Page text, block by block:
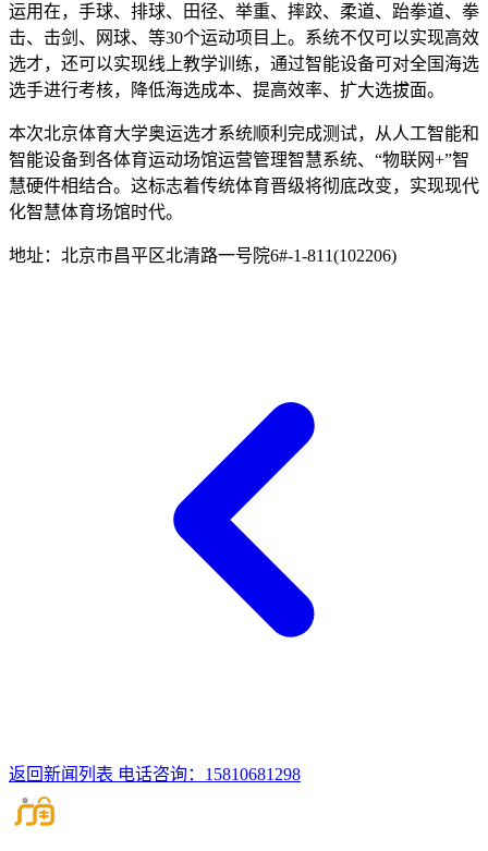
运用在，手球、排球、田径、举重、摔跤、柔道、跆拳道、拳
击、击剑、网球、等30个运动项目上。系统不仅可以实现高效
选才，还可以实现线上教学训练，通过智能设备可对全国海选
选手进行考核，降低海选成本、提高效率、扩大选拔面。
本次北京体育大学奥运选才系统顺利完成测试，从人工智能和
智能设备到各体育运动场馆运营管理智慧系统、“物联网+”智
慧硬件相结合。这标志着传统体育晋级将彻底改变，实现现代
化智慧体育场馆时代。
地址：北京市昌平区北清路一号院6#-1-811(102206)
返回新闻列表 电话咨询：15810681298